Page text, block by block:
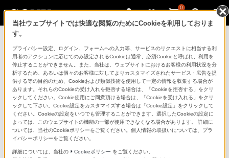
0
ソニーストアのご利用ガイド
ご利用ガイドでは、ソニーストアのご利用方法・サービ
スに関しまとめてご案内しております。
ご利用の前に
ソニーストア 店舗のご案内
ソニーショップ（ソニーストア取次店）のご案内
当社ウェブサイトでは快適な閲覧のためにCookieを利用しておりま
す。
プライバシー設定、ログイン、フォームへの入力等、サービスのリクエストに相当する利
用者のアクションに応じてのみ設定されるCookieは通常、必須Cookieと呼ばれ、利用を
停止することができません。また、当社は、ウェブサイトにおけるお客様の利用状況を分
析するため、あるいは個々のお客様に対してよりカスタマイズされたサービス・広告を提
供する等の目的のため、Cookieおよび類似技術を使用して一定の情報を収集する場合が
あります。それらのCookieの受け入れを拒否する場合は、「Cookieを拒否する」をクリ
ックしてください。Cookie使用にご同意頂ける場合は、「Cookieを受け入れる」をクリ
ックして下さい。Cookie設定をカスタマイズする場合は「Cookie設定」をクリックして
ください。Cookieの設定をいつでも管理することができます。選択したCookieの設定に
よっては、このウェブサイトの機能の一部が使用できなくなる場合があります。 詳細に
ついては、当社のCookieポリシーをご覧ください。個人情報の取扱いについては、プラ
イバシーポリシーをご覧ください。
詳細については、当社の Cookieポリシー をご覧ください。